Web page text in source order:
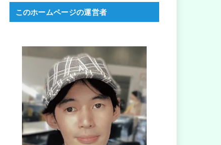
このホームページの運営者